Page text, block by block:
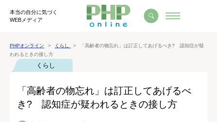
本当の自分に気づく
WEBメディア
PHPオンライン くらし
「高齢者の物忘れ」は訂正してあげるべき? 認知症が疑
われるときの接し方
くらし
「高齢者の物忘れ」は訂正してあげるべ
き? 認知症が疑われるときの接し方